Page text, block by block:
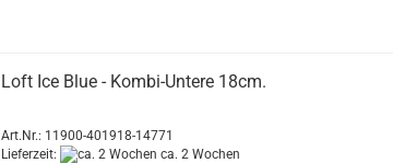
Loft Ice Blue - Kombi-Untere 18cm.
Art.Nr.: 11900-401918-14771
Lieferzeit:
ca. 2 Wochen